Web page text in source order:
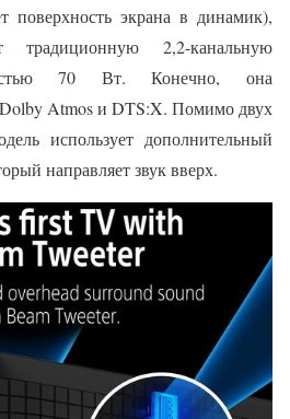
поверхность экрана в динамик),
2,2-канальную
70 Вт. Конечно, она
Atmos и DTS:X. Помимо двух
использует дополнительный
направляет звук вверх.